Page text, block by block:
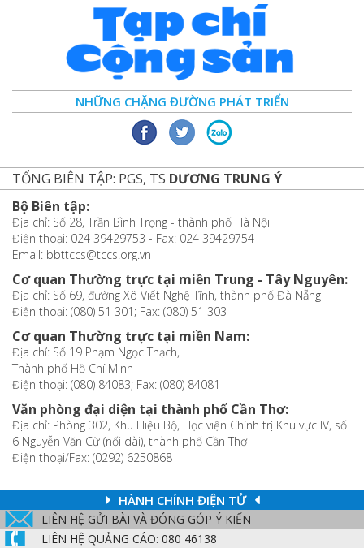
NHỮNG CHẶNG ĐƯỜNG PHÁT TRIỂN
TỔNG BIÊN TẬP: PGS, TS DƯƠNG TRUNG Ý
Bộ Biên tập:
Địa chỉ: Số 28, Trần Bình Trọng - thành phố Hà Nội
Điện thoại: 024 39429753 - Fax: 024 39429754
Email: bbttccs@tccs.org.vn
Cơ quan Thường trực tại miền Trung - Tây Nguyên:
Địa chỉ: Số 69, đường Xô Viết Nghệ Tĩnh, thành phố Đà Nẵng
Điện thoại: (080) 51 301; Fax: (080) 51 303
Cơ quan Thường trực tại miền Nam:
Địa chỉ: Số 19 Phạm Ngọc Thạch,
Thành phố Hồ Chí Minh
Điện thoại: (080) 84083; Fax: (080) 84081
Văn phòng đại diện tại thành phố Cần Thơ:
Địa chỉ: Phòng 302, Khu Hiệu Bộ, Học viện Chính trị Khu vực IV, số
6 Nguyễn Văn Cừ (nối dài), thành phố Cần Thơ
Điện thoại/Fax: (0292) 6250868
HÀNH CHÍNH ĐIỆN TỬ
LIÊN HỆ GỬI BÀI VÀ ĐÓNG GÓP Ý KIẾN
LIÊN HỆ QUẢNG CÁO: 080 46138